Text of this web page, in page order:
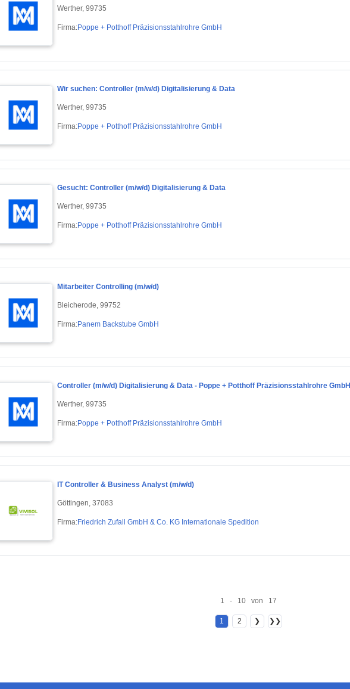
Werther, 99735
Firma:Poppe + Potthoff Präzisionsstahlrohre GmbH
Wir suchen: Controller (m/w/d) Digitalisierung & Data
Werther, 99735
Firma:Poppe + Potthoff Präzisionsstahlrohre GmbH
Gesucht: Controller (m/w/d) Digitalisierung & Data
Werther, 99735
Firma:Poppe + Potthoff Präzisionsstahlrohre GmbH
Mitarbeiter Controlling (m/w/d)
Bleicherode, 99752
Firma:Panem Backstube GmbH
Controller (m/w/d) Digitalisierung & Data - Poppe + Potthoff Präzisionsstahlrohre GmbH
Werther, 99735
Firma:Poppe + Potthoff Präzisionsstahlrohre GmbH
IT Controller & Business Analyst (m/w/d)
Göttingen, 37083
Firma:Friedrich Zufall GmbH & Co. KG Internationale Spedition
1 - 10 von 17
1 2 ❯ ❯❯